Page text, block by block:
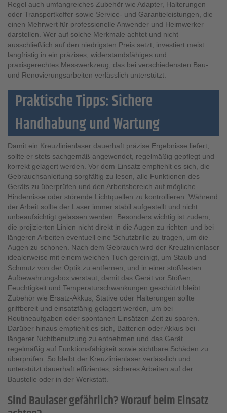
Regel auch umfangreiches Zubehör wie Adapter, Halterungen
oder Transportkoffer sowie Service- und Garantieleistungen, die
einen Mehrwert für professionelle Anwender und Heimwerker
darstellen. Wer auf solche Merkmale achtet und nicht
ausschließlich auf den niedrigsten Preis setzt, investiert meist
langfristig in ein präzises, widerstandsfähiges und
praxisgerechtes Messwerkzeug, das bei verschiedensten Bau-
und Renovierungsarbeiten verlässlich unterstützt.
Praktische Tipps: Sichere
Handhabung und Wartung
Damit ein Kreuzlinienlaser dauerhaft präzise Ergebnisse liefert,
sollte er stets sachgemäß angewendet, regelmäßig gepflegt und
korrekt gelagert werden. Vor dem Einsatz empfiehlt es sich, die
Gebrauchsanleitung sorgfältig zu lesen, alle Funktionen des
Geräts zu überprüfen und den Arbeitsbereich auf mögliche
Hindernisse oder störende Lichtquellen zu kontrollieren. Während
der Arbeit sollte der Laser immer stabil aufgestellt und nicht
unbeaufsichtigt gelassen werden. Besonders wichtig ist zudem,
die projizierten Linien nicht direkt in die Augen zu richten und bei
längeren Arbeiten eventuell eine Schutzbrille zu tragen, um die
Augen zu schonen. Nach dem Gebrauch wird der Kreuzlinienlaser
idealerweise mit einem weichen Tuch gereinigt, um Staub und
Schmutz von der Optik zu entfernen, und in einer stoßfesten
Aufbewahrungsbox verstaut, damit das Gerät vor Stößen,
Feuchtigkeit und Temperaturschwankungen geschützt bleibt.
Zubehör wie Ersatz-Akkus, Stative oder Halterungen sollte
griffbereit und einsatzfähig gelagert werden, um bei
Routineaufgaben oder spontanen Einsätzen Zeit zu sparen.
Darüber hinaus empfiehlt es sich, Batterien oder Akkus bei
längerer Nichtbenutzung zu entnehmen und das Gerät
regelmäßig auf Funktionsfähigkeit sowie sichtbare Schäden zu
überprüfen. So bleibt der Kreuzlinienlaser verlässlich und
unterstützt dauerhaft effizientes, sicheres Arbeiten auf der
Baustelle oder in der Werkstatt.
Sind Baulaser gefährlich? Worauf beim Einsatz